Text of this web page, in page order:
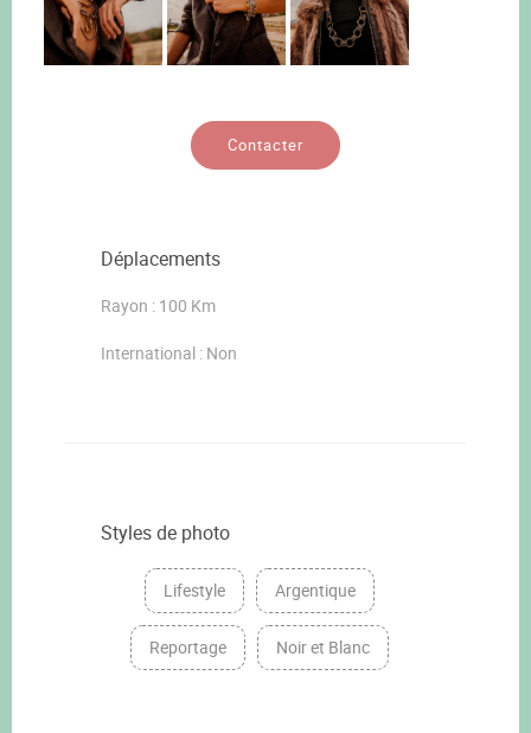
Contacter
Déplacements
Rayon : 100 Km
International : Non
Styles de photo
Lifestyle Argentique
Reportage Noir et Blanc